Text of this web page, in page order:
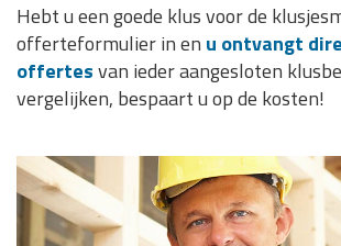
Hebt u een goede klus voor de
offerteformulier in en u ontvangt
offertesvan ieder aangesloten
vergelijken, bespaart u op de kosten!